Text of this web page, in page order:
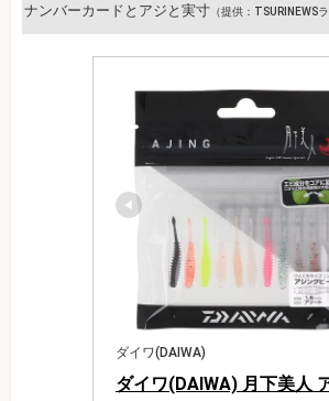
ナンバーカードとアジと実寸（提供：TSURINEWS
ダイワ(DAIWA)
ダイワ(DAIWA) 月下美人